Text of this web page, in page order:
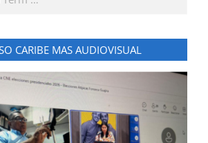
CARIBE MAS AUDIOVISUAL